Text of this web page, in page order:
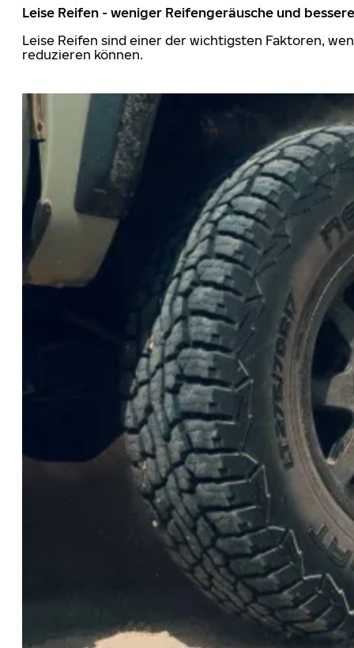
Leise Reifen - weniger Reifengeräusche und
Leise Reifen sind einer der wichtigsten Faktoren,
reduzieren können.